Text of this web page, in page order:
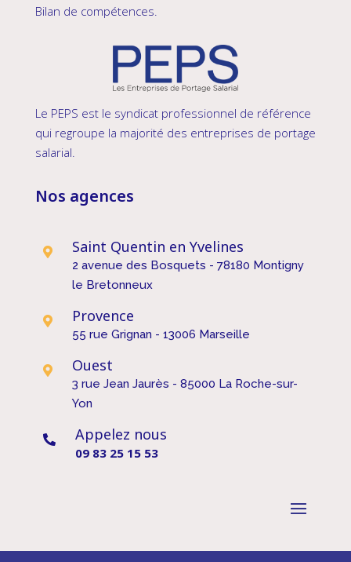
Bilan de compétences.
Le PEPS est le syndicat professionnel de référence
qui regroupe la majorité des entreprises de portage
salarial.
Nos agences
 Saint Quentin en Yvelines
2 avenue des Bosquets - 78180 Montigny
le Bretonneux
 Provence
55 rue Grignan - 13006 Marseille
 Ouest
3 rue Jean Jaurès - 85000 La Roche-sur-
Yon
 Appelez nous
09 83 25 15 53